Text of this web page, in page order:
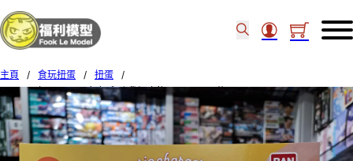
主頁 / 食玩扭蛋 / 扭蛋
/
BANDAI 扭蛋 Sanrio角色系列 我們吃飽了 Set of 5 (後)